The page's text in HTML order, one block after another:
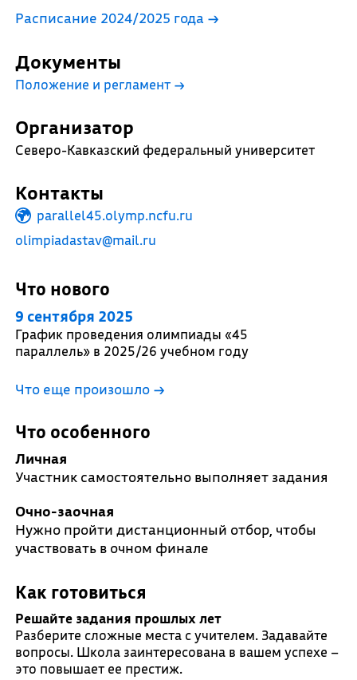
Расписание 2024/2025 года →
Документы
Положение и регламент →
Организатор
Северо-Кавказский федеральный университет
Контакты
parallel45.olymp.ncfu.ru
olimpiadastav@mail.ru
Что нового
9 сентября 2025
График проведения олимпиады «45
параллель» в 2025/26 учебном году
Что еще произошло →
Что особенного
Личная
Участник самостоятельно выполняет задания
Очно-заочная
Нужно пройти дистанционный отбор, чтобы
участвовать в очном финале
Как готовиться
Решайте задания прошлых лет
Разберите сложные места с учителем. Задавайте
вопросы. Школа заинтересована в вашем успехе –
это повышает ее престиж.